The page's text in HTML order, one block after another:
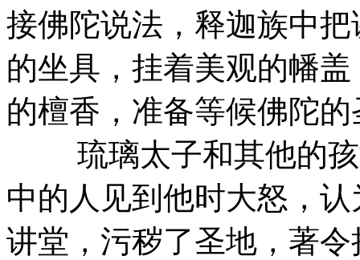
接佛陀说法，释迦族中
的坐具，挂着美观的幡
的檀香，准备等候佛陀
琉璃太子和其他的孩
中的人见到他时大怒，
讲堂，污秽了圣地，著